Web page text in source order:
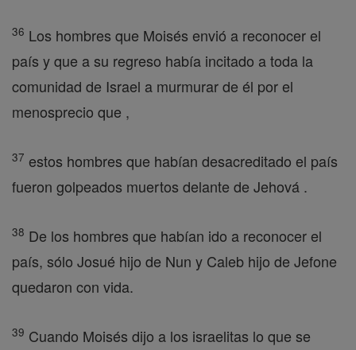
36 Los hombres que Moisés envió a reconocer el
país y que a su regreso había incitado a toda la
comunidad de Israel a murmurar de él por el
menosprecio que ,
37 estos hombres que habían desacreditado el país
fueron golpeados muertos delante de Jehová .
38 De los hombres que habían ido a reconocer el
país, sólo Josué hijo de Nun y Caleb hijo de Jefone
quedaron con vida.
39 Cuando Moisés dijo a los israelitas lo que se